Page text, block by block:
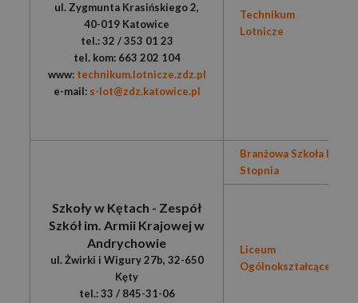
ul. Zygmunta Krasińskiego 2,
40-019 Katowice
tel.: 32 / 353 01 23
tel. kom: 663 202 104
www: technikum.lotnicze.zdz.pl
e-mail: s-lot@zdz.katowice.pl
Technikum
Lotnicze
Szkoły w Kętach - Zespół
Szkół im. Armii Krajowej w
Andrychowie
ul. Żwirki i Wigury 27b, 32-650
Kęty
tel.: 33 / 845-31-06
Branżowa Szkoła I
Stopnia
Liceum
Ogólnokształcące